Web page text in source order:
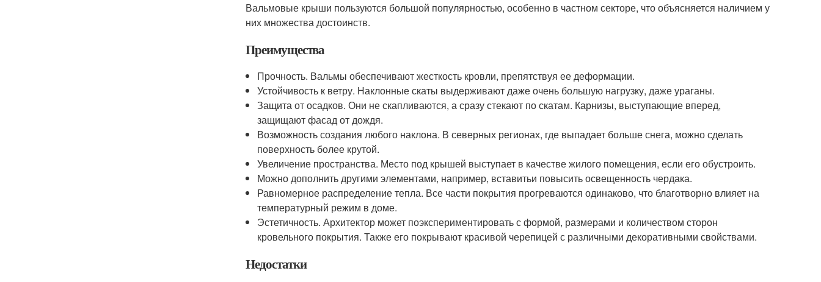
Вальмовые крыши пользуются большой популярностью, особенно в частном секторе, что объясняется наличием у
них множества достоинств.
Преимущества
Прочность. Вальмы обеспечивают жесткость кровли, препятствуя ее деформации.
Устойчивость к ветру. Наклонные скаты выдерживают даже очень большую нагрузку, даже ураганы.
Защита от осадков. Они не скапливаются, а сразу стекают по скатам. Карнизы, выступающие вперед,
защищают фасад от дождя.
Возможность создания любого наклона. В северных регионах, где выпадает больше снега, можно сделать
поверхность более крутой.
Увеличение пространства. Место под крышей выступает в качестве жилого помещения, если его обустроить.
Можно дополнить другими элементами, например, вставитьи повысить освещенность чердака.
Равномерное распределение тепла. Все части покрытия прогреваются одинаково, что благотворно влияет на
температурный режим в доме.
Эстетичность. Архитектор может поэкспериментировать с формой, размерами и количеством сторон
кровельного покрытия. Также его покрывают красивой черепицей с различными декоративными свойствами.
Недостатки